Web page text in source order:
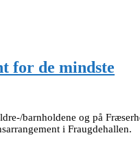
for de mindste
barnholdene og på
i Fraugdehallen.